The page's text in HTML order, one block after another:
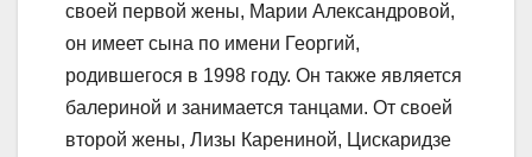
своей первой жены, Марии Александровой,
он имеет сына по имени Георгий,
родившегося в 1998 году. Он также является
балериной и занимается танцами. От своей
второй жены, Лизы Карениной, Цискаридзе